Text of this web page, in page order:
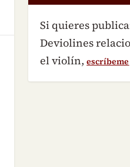
Si quieres
Deviolines
el violín,escríbeme